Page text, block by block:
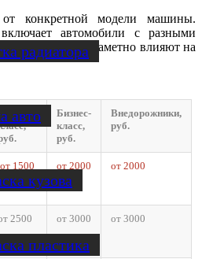
радиатора
авто
кузова
пластика
конкретной модели машины.
автомобили с разными
многие из них заметно влияют на
Бизнес-
класс,
руб.
Внедорожники,
руб.
от 1500 от 2000 от 2000
2500 от 3000 от 3000